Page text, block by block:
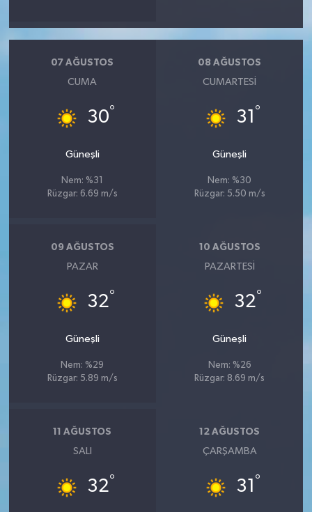
07 AĞUSTOS
CUMA
30°
Güneşli
Nem: %31
Rüzgar: 6.69 m/s
08 AĞUSTOS
CUMARTESI
31 °
Güneşli
Nem: %30
Rüzgar: 5.50 m/s
09 AĞUSTOS
PAZAR
32°
Güneşli
Nem: %29
Rüzgar: 5.89 m/s
10 AĞUSTOS
PAZARTESI
32°
Güneşli
Nem: %26
Rüzgar: 8.69 m/s
11 AĞUSTOS
SALI
32°
12 AĞUSTOS
ÇARŞAMBA
31 °